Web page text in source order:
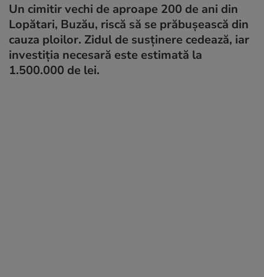
Un cimitir vechi de aproape 200 de ani din
Lopătari, Buzău, riscă să se prăbușească din
cauza ploilor. Zidul de susținere cedează, iar
investiția necesară este estimată la
1.500.000 de lei.